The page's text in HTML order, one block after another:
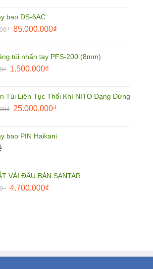
110.000.000₫.
bao DS-6AC
₫ Giá
95.000.000₫.
85.000.000₫Giá
là:
túi nhấn tay PFS-200 (8mm)
₫
Giá
1.650.000₫.
1.500.000₫Giá
là:
1.500.000₫.
Túi Liên Tục Thổi Khí NITO Dạng Đứng
₫
Giá
27.500.000₫.
25.000.000₫Giá
là:
bao PIN Haikani
VẢI ĐẦU BÀN SANTAR
₫ Giá
4.700.000₫Giá